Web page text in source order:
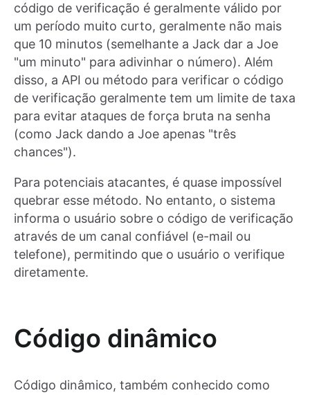
código de verificação é geralmente válido por
um período muito curto, geralmente não mais
que 10 minutos (semelhante a Jack dar a Joe
"um minuto" para adivinhar o número). Além
disso, a API ou método para verificar o código
de verificação geralmente tem um limite de taxa
para evitar ataques de força bruta na senha
(como Jack dando a Joe apenas "três
chances").
Para potenciais atacantes, é quase impossível
quebrar esse método. No entanto, o sistema
informa o usuário sobre o código de verificação
através de um canal confiável (e-mail ou
telefone), permitindo que o usuário o verifique
diretamente.
Código dinâmico
Código dinâmico, também conhecido como